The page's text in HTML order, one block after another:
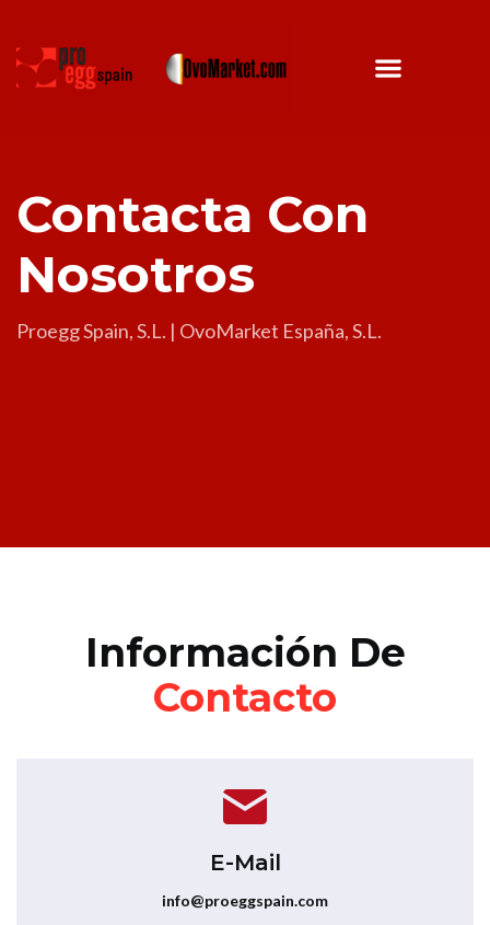
Contacta Con
Nosotros
Proegg Spain, S.L. | OvoMarket España, S.L.
Información De
Contacto
E-Mail
info@proeggspain.com